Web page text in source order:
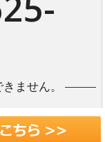
ません。